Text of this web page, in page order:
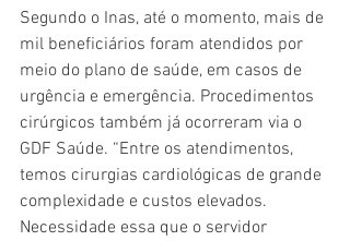
Segundo o Inas, até o momento, mais de
mil beneficiários foram atendidos por
meio do plano de saúde, em casos de
urgência e emergência. Procedimentos
cirúrgicos também já ocorreram via o
GDF Saúde. “Entre os atendimentos,
temos cirurgias cardiológicas de grande
complexidade e custos elevados.
Necessidade essa que o servidor